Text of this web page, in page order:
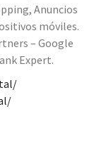
Anuncios
móviles.
– Google
Expert.